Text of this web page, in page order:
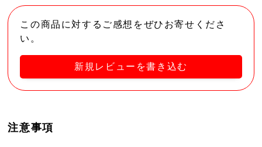
この商品に対するご感想をぜひお寄せくださ
い。
新規レビューを書き込む
注意事項